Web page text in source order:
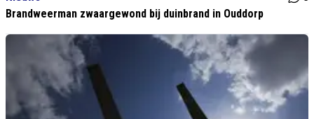
Brandweerman zwaargewond bij duinbrand in Ouddorp